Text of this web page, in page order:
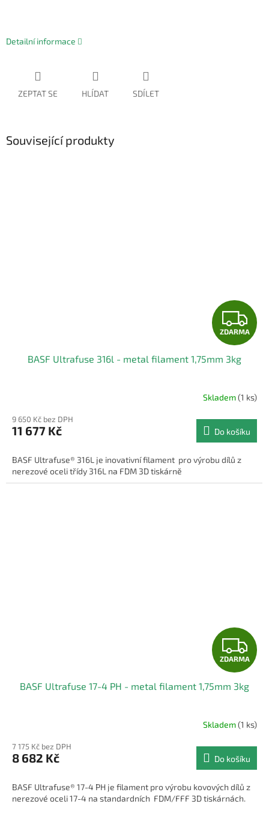
Detailní informace
ZEPTAT SE HLÍDAT SDÍLET
Související produkty
Z
D
R
M
A
ZDARMA
BASF Ultrafuse 316l - metal filament 1,75mm 3kg
Skladem(1 ks)
9 650 Kč bez DPH
11 677 Kč Do košíku
BASF Ultrafuse® 316L je inovativní filament pro výrobu dílů z
nerezové oceli třídy 316L na FDM 3D tiskárně
Z
D
A
R
M
A
ZDARMA
BASF Ultrafuse 17-4 PH - metal filament 1,75mm 3kg
Skladem(1 ks)
7 175 Kč bez DPH
8 682 Kč Do košíku
BASF Ultrafuse® 17-4 PH je filament pro výrobu kovových dílů z
nerezové oceli 17-4 na standardních FDM/FFF 3D tiskárnách.